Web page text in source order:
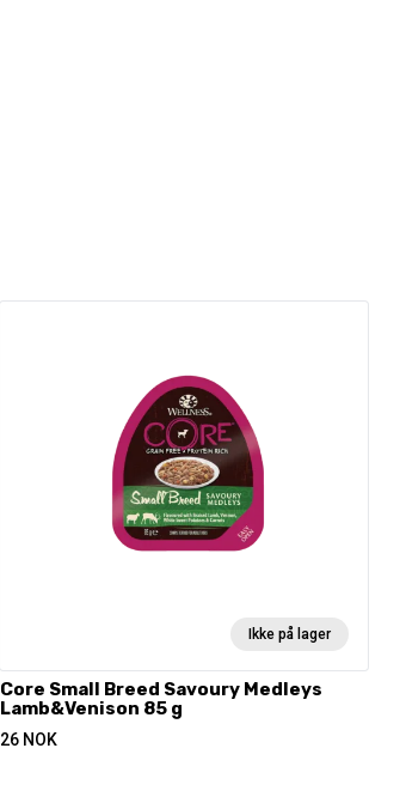
Ikke på lager
Core Small Breed Savoury Medleys
Lamb&Venison 85 g
26 NOK